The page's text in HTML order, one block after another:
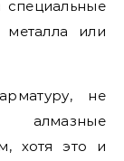
специальные
или
не
алмазные
хотя это и